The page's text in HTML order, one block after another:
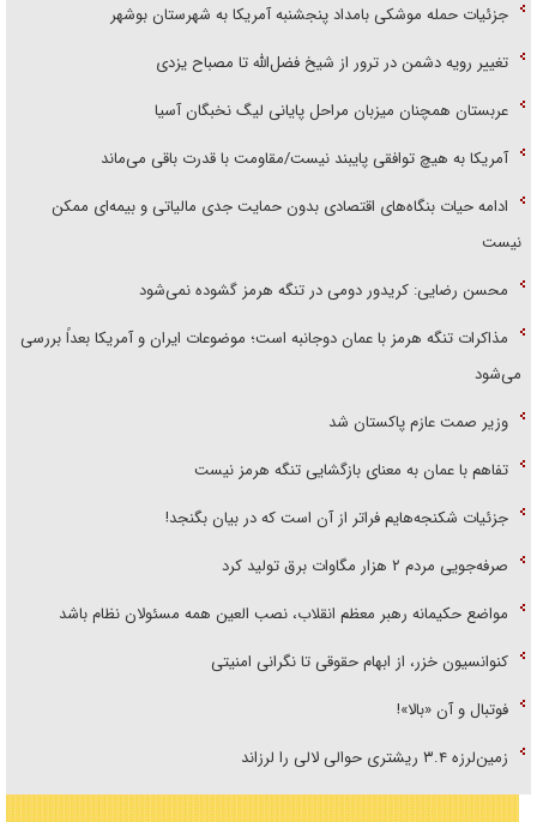
جزئیات حمله موشکی بامداد پنجشنبه آمریکا به شهرستان بوشهر
تغییر رویه دشمن در ترور از شیخ فضل‌الله تا مصباح یزدی
عربستان همچنان میزبان مراحل پایانی لیگ نخبگان آسیا
آمریکا به هیچ توافقی پایبند نیست/مقاومت با قدرت باقی می‌ماند
ادامه حیات بنگاه‌های اقتصادی بدون حمایت جدی مالیاتی و بیمه‌ای ممکن
نیست
محسن رضایی: کریدور دومی در تنگه هرمز گشوده نمی‌شود
مذاکرات تنگه هرمز با عمان دوجانبه است؛ موضوعات ایران و آمریکا بعداً بررسی
می‌شود
وزیر صمت عازم پاکستان شد
تفاهم با عمان به معنای بازگشایی تنگه هرمز نیست
جزئیات شکنجه‌هایم فراتر از آن است که در بیان بگنجد!
صرفه‌جویی مردم ۲ هزار مگاوات برق تولید کرد
مواضع حکیمانه رهبر معظم انقلاب، نصب العین همه مسئولان نظام باشد
کنوانسیون خزر، از ابهام حقوقی تا نگرانی امنیتی
فوتبال و آن «بالا»!
زمین‌لرزه ۳.۴ ریشتری حوالی لالی را لرزاند